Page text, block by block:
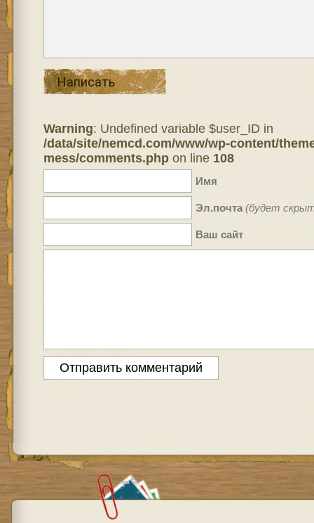
Написать
Warning: Undefined variable $user_ID in
/data/site/nemcd.com/www/wp-content/
mess/comments.phpon line 108
Имя
Эл.почта (будет
Ваш сайт